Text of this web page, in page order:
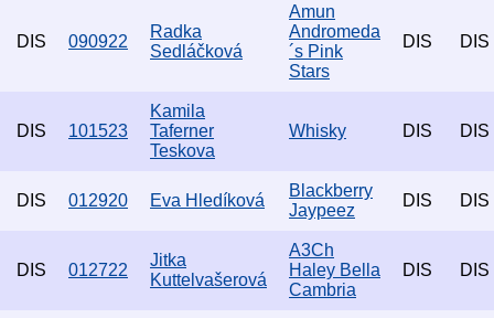
DIS 090922
Radka
Sedláčková
Amun
Andromeda
´s Pink
Stars
DIS DIS
DIS 101523
Kamila
Taferner
Teskova
Whisky DIS DIS
DIS 012920 Eva Hledíková
Blackberry
Jaypeez
DIS DIS
DIS 012722
Jitka
Kuttelvašerová
A3Ch
Haley Bella
Cambria
DIS DIS